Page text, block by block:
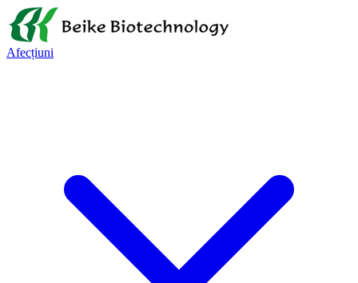
Afecțiuni